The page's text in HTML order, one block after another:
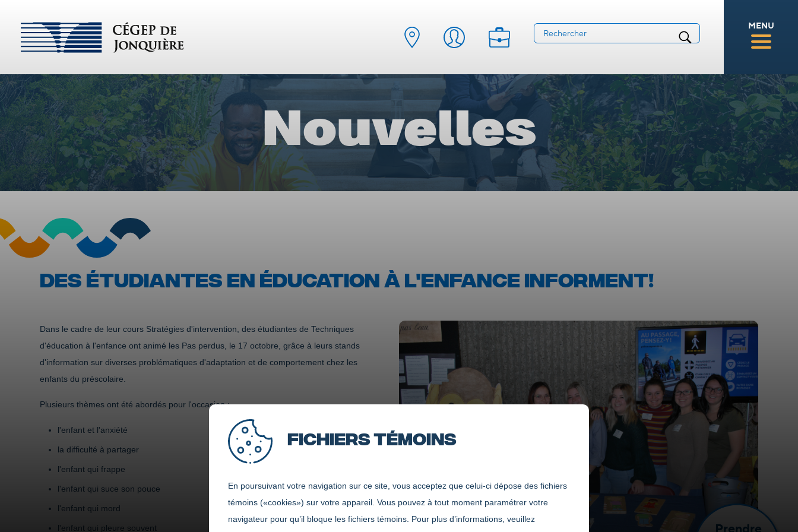
Fichiers témoins
En poursuivant votre navigation sur ce site, vous acceptez que celui-ci dépose des fichiers
témoins («cookies») sur votre appareil. Vous pouvez à tout moment paramétrer votre
navigateur pour qu’il bloque les fichiers témoins. Pour plus d’informations, veuillez
MENU
Nouvelles
DES ÉTUDIANTES EN ÉDUCATION À L'ENFANCE INFORMENT!
Dans le cadre de leur cours Stratégies d'intervention, des étudiantes de Techniques
d'éducation à l'enfance ont animé les Pas perdus, le 17 octobre, grâce à leurs stands
d'information sur diverses problématiques d'adaptation et de comportement chez les
enfants du préscolaire.
Plusieurs thèmes ont été abordés pour l'occasion :
l'enfant et l'anxiété
la difficulté à partager
l'enfant qui frappe
l'enfant qui suce son pouce
l'enfant qui mord
l'enfant qui pleure souvent Prendre